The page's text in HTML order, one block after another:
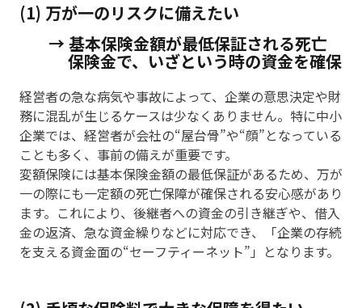
(1) 万が一のリスクに備えたい
→ 基本保険金額が最低保証される死亡
保険金で、いざという時の資金を確保
経営者の急な病気や事故によって、企業の意思決定や財
務に混乱が生じるケースは少なくありません。特に中小
企業では、経営者が会社の“屋台骨”や“顔”となっている
ことも多く、事前の備えが重要です。
変額保険には基本保険金額の最低保証があるため、万が
一の際にも一定額の死亡保障が確保される安心感があり
ます。これにより、後継者への資金の引き継ぎや、借入
金の返済、急な資金繰りなどに対応でき、「企業の存続
を支える資金面の“セーフティーネット”」となります。